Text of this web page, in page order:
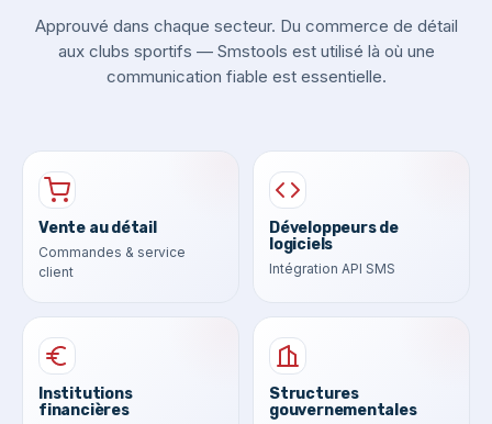
Approuvé dans chaque secteur. Du commerce de détail
aux clubs sportifs — Smstools est utilisé là où une
communication fiable est essentielle.
Vente au détail
Commandes & service
client
Développeurs de
logiciels
Intégration API SMS
Institutions
financières
Structures
gouvernementales